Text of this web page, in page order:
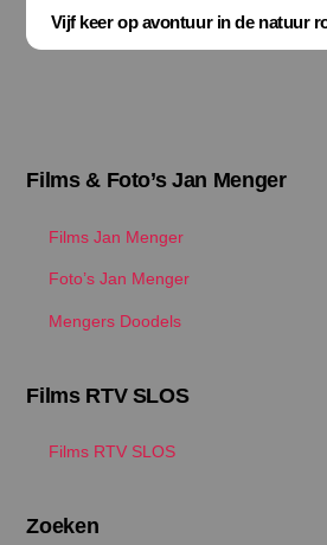
Vijf keer op avontuur in de natuur
Films & Foto’s Jan Menger
Films Jan Menger
Foto’s Jan Menger
Mengers Doodels
Films RTV SLOS
Films RTV SLOS
Zoeken